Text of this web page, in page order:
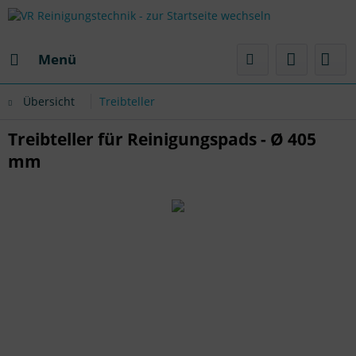
Menü
Übersicht Treibteller
Treibteller für Reinigungspads - Ø 405
mm